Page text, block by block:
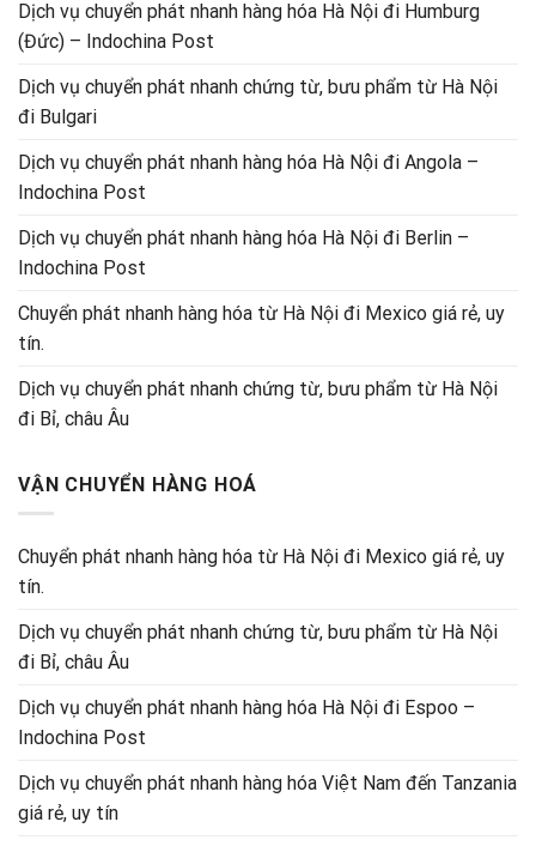
Dịch vụ chuyển phát nhanh hàng hóa Hà Nội đi Humburg
(Đức) – Indochina Post
Dịch vụ chuyển phát nhanh chứng từ, bưu phẩm từ Hà Nội
đi Bulgari
Dịch vụ chuyển phát nhanh hàng hóa Hà Nội đi Angola –
Indochina Post
Dịch vụ chuyển phát nhanh hàng hóa Hà Nội đi Berlin –
Indochina Post
Chuyển phát nhanh hàng hóa từ Hà Nội đi Mexico giá rẻ, uy
tín.
Dịch vụ chuyển phát nhanh chứng từ, bưu phẩm từ Hà Nội
đi Bỉ, châu Âu
VẬN CHUYỂN HÀNG HOÁ
Chuyển phát nhanh hàng hóa từ Hà Nội đi Mexico giá rẻ, uy
tín.
Dịch vụ chuyển phát nhanh chứng từ, bưu phẩm từ Hà Nội
đi Bỉ, châu Âu
Dịch vụ chuyển phát nhanh hàng hóa Hà Nội đi Espoo –
Indochina Post
Dịch vụ chuyển phát nhanh hàng hóa Việt Nam đến Tanzania
giá rẻ, uy tín